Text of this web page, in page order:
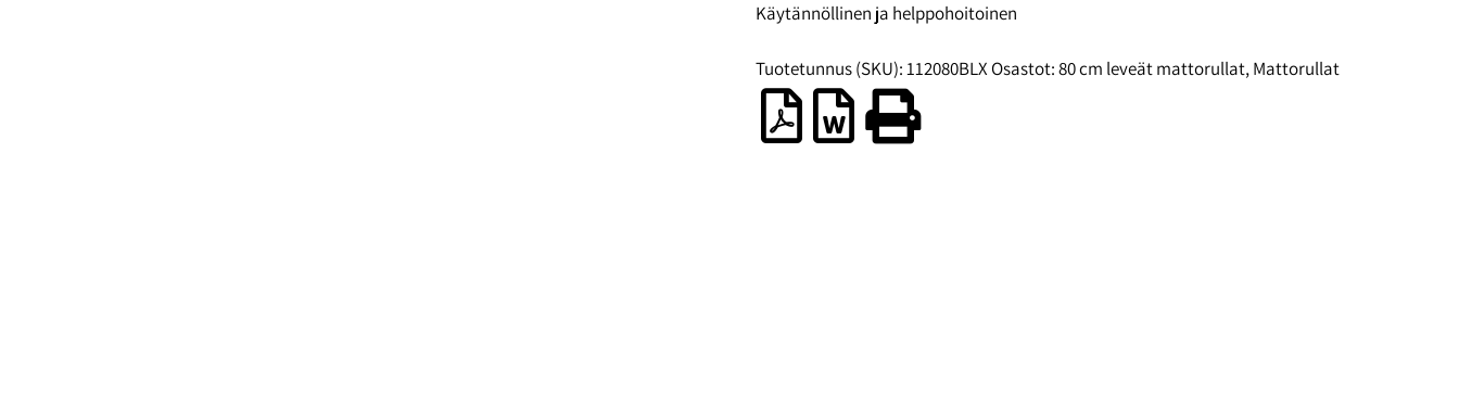
Käytännöllinen ja helppohoitoinen
Tuotetunnus (SKU):112080BLX Osastot:80 cm leveät mattorullat,Mattorullat